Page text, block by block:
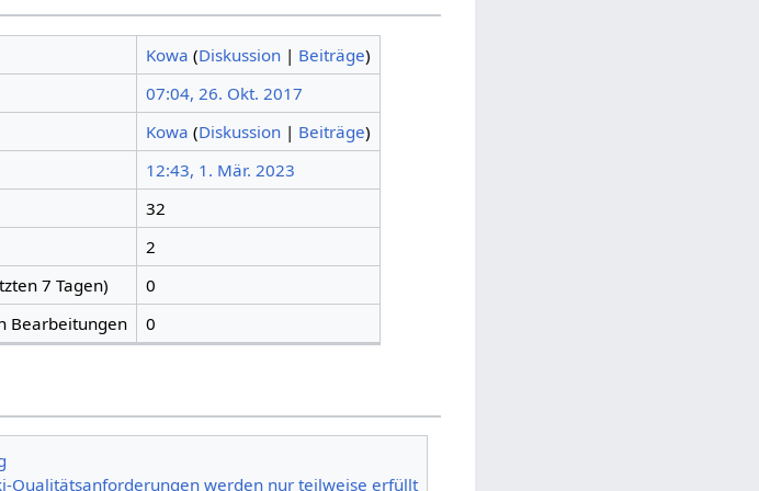
Kowa (Diskussion| Beiträge)
07:04, 26. Okt. 2017
Kowa (Diskussion| Beiträge)
12:43, 1. Mär. 2023
32
2
7 Tagen)
0
Bearbeitungen
0
Qualitätsanforderungen werden nur teilweise erfüllt